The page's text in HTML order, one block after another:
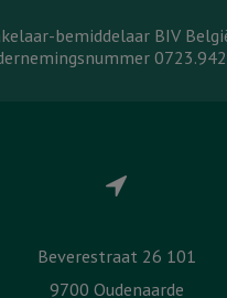
bemiddelaar BIV
Beverestraat 26 101
9700 Oudenaarde